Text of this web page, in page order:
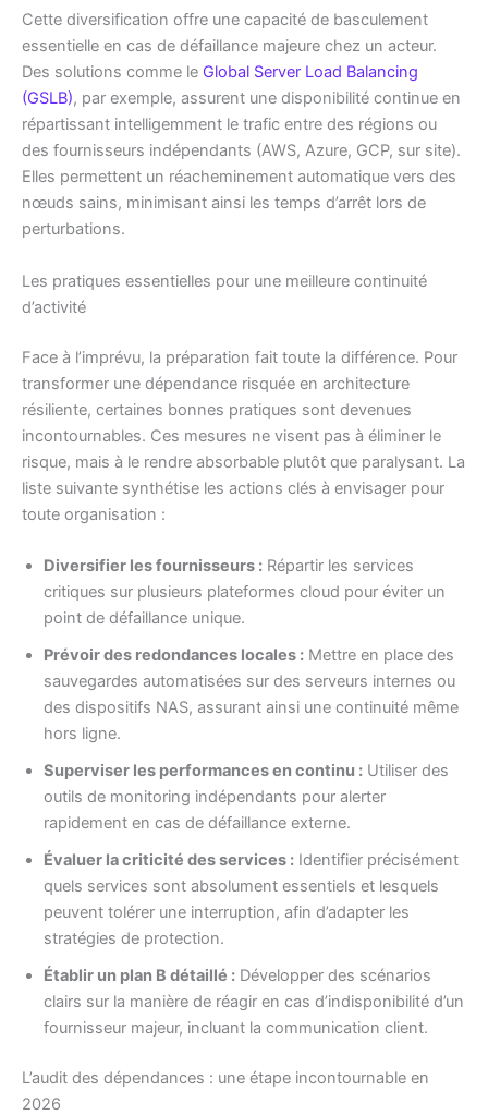
Cette diversification offre une capacité de basculement
essentielle en cas de défaillance majeure chez un acteur.
Des solutions comme le Global Server Load Balancing
(GSLB), par exemple, assurent une disponibilité continue en
répartissant intelligemment le trafic entre des régions ou
des fournisseurs indépendants (AWS, Azure, GCP, sur site).
Elles permettent un réacheminement automatique vers des
nœuds sains, minimisant ainsi les temps d’arrêt lors de
perturbations.
Les pratiques essentielles pour une meilleure continuité
d’activité
Face à l’imprévu, la préparation fait toute la différence. Pour
transformer une dépendance risquée en architecture
résiliente, certaines bonnes pratiques sont devenues
incontournables. Ces mesures ne visent pas à éliminer le
risque, mais à le rendre absorbable plutôt que paralysant. La
liste suivante synthétise les actions clés à envisager pour
toute organisation :
Diversifier les fournisseurs : Répartir les services
critiques sur plusieurs plateformes cloud pour éviter un
point de défaillance unique.
Prévoir des redondances locales : Mettre en place des
sauvegardes automatisées sur des serveurs internes ou
des dispositifs NAS, assurant ainsi une continuité même
hors ligne.
Superviser les performances en continu : Utiliser des
outils de monitoring indépendants pour alerter
rapidement en cas de défaillance externe.
Évaluer la criticité des services : Identifier précisément
quels services sont absolument essentiels et lesquels
peuvent tolérer une interruption, afin d’adapter les
stratégies de protection.
Établir un plan B détaillé : Développer des scénarios
clairs sur la manière de réagir en cas d’indisponibilité d’un
fournisseur majeur, incluant la communication client.
L’audit des dépendances : une étape incontournable en
2026